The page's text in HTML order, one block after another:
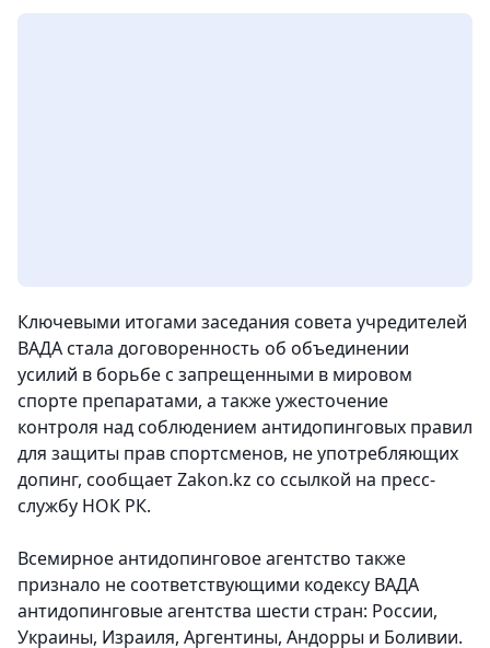
Ключевыми итогами заседания совета учредителей
ВАДА стала договоренность об объединении
усилий в борьбе с запрещенными в мировом
спорте препаратами, а также ужесточение
контроля над соблюдением антидопинговых правил
для защиты прав спортсменов, не употребляющих
допинг, сообщает Zakon.kz со ссылкой на пресс-
службу НОК РК.
Всемирное антидопинговое агентство также
признало не соответствующими кодексу ВАДА
антидопинговые агентства шести стран: России,
Украины, Израиля, Аргентины, Андорры и Боливии.